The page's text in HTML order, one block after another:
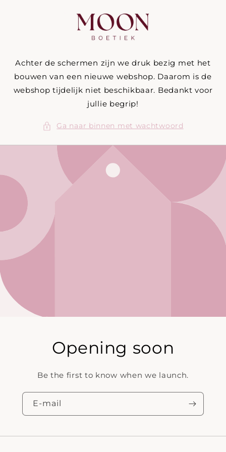
Achter de schermen zijn we druk bezig met het
bouwen van een nieuwe webshop. Daarom is de
webshop tijdelijk niet beschikbaar. Bedankt voor
jullie begrip!
Ga naar binnen met wachtwoord
Opening soon
Be the first to know when we launch.
E‑mail